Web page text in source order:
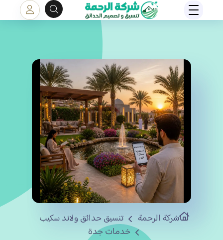
شركة الرحمة
تنسيق حدائق ولاند سكيب
خدمات جدة